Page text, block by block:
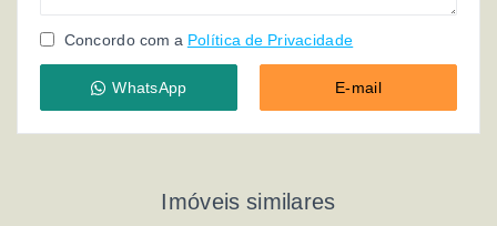
Concordo com a Política de Privacidade
WhatsApp E-mail
Imóveis similares